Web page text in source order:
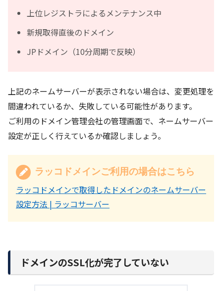
上位レジストラによるメンテナンス中
新規取得直後のドメイン
JPドメイン（10分周期で反映）
上記のネームサーバーが表示されない場合は、変更処理を
間違われているか、失敗している可能性があります。
ご利用のドメイン管理会社の管理画面で、ネームサーバー
設定が正しく行えているか確認しましょう。
ラッコドメインご利用の場合はこちら
ラッコドメインで取得したドメインのネームサーバー
設定方法 | ラッコサーバー
ドメインのSSL化が完了していない